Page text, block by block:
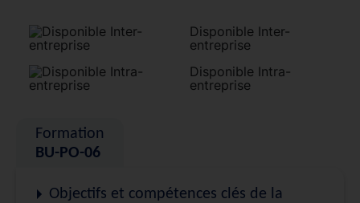
Disponible Inter-
entreprise
Disponible Intra-
entreprise
Formation
BU-PO-06
Objectifs et compétences clés de la